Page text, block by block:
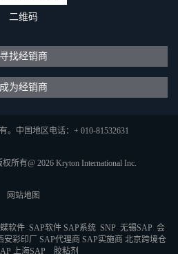
二维码
寻找经销商
成为经销商
。中国地区电话：+ 010-81532631
权所有@ 2026 Kryton International Inc.
网站地图
软件 SAP软件 SAP系统 SNP 无锡SAP 会
安彩印厂 SAP代理商 SAP实施商 北京跨境仓
上海SAP 胶粘剂